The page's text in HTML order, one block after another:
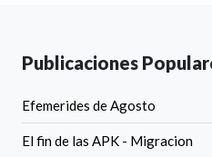
Publicaciones
Efemerides de Agosto
El fin de las APK - Migracion